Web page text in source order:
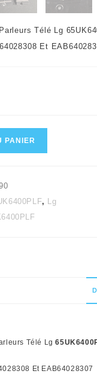
Télé Lg
Et
PANIER
, Lg
Télé Lg
Et EAB64028307